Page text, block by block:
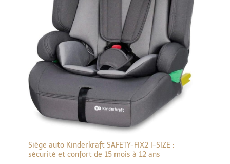
Siège auto Kinderkraft SAFETY-FIX2 I-SIZE :
sécurité et confort de 15 mois à 12 ans